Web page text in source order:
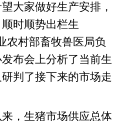
大家做好生产安排，
时顺势出栏生
农村部畜牧兽医局负
布会上分析了当前生
判了接下来的市场走
，生猪市场供应总体